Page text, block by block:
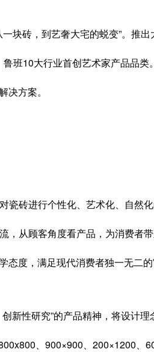
块砖，到艺奢大宅的蜕变”。推出
班10大行业首创艺术家产品品
方案。
瓷砖进行个性化、艺术化、自然
，从顾客角度看产品，为消费者
度，满足现代消费者独一无二的
新性研究”的产品精神，将设计
、900×900、200×1200、